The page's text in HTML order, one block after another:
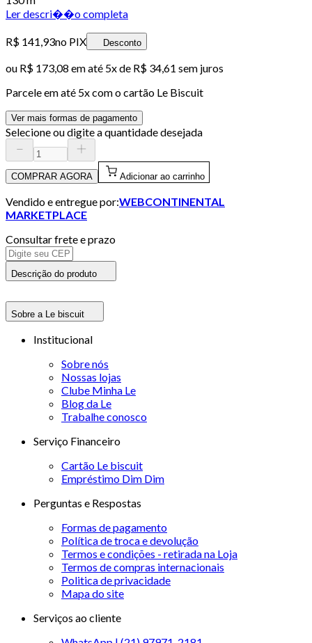
Ler descri��o completa
R$ 141,93no PIX Desconto
ou R$ 173,08 em até 5x de R$ 34,61 sem juros
Parcele em até 5x com o cartão Le Biscuit
Ver mais formas de pagamento
Selecione ou digite a quantidade desejada
COMPRAR AGORA Adicionar ao carrinho
Vendido e entregue por:WEBCONTINENTAL
MARKETPLACE
Consultar frete e prazo
Descrição do produto
Sobre a Le biscuit
Institucional
Sobre nós
Nossas lojas
Clube Minha Le
Blog da Le
Trabalhe conosco
Serviço Financeiro
Cartão Le biscuit
Empréstimo Dim Dim
Perguntas e Respostas
Formas de pagamento
Política de troca e devolução
Termos e condições - retirada na Loja
Termos de compras internacionais
Politica de privacidade
Mapa do site
Serviços ao cliente